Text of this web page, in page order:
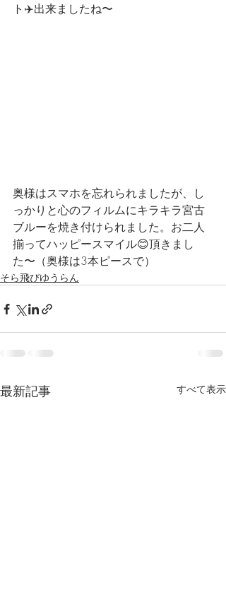
ト✈️出来ましたね〜
奥様はスマホを忘れられましたが、し
っかりと心のフィルムにキラキラ宮古
ブルーを焼き付けられました。お二人
揃ってハッピースマイル😊頂きまし
た〜（奥様は3本ピースで）
そら飛びゆうらん
最新記事 すべて表示